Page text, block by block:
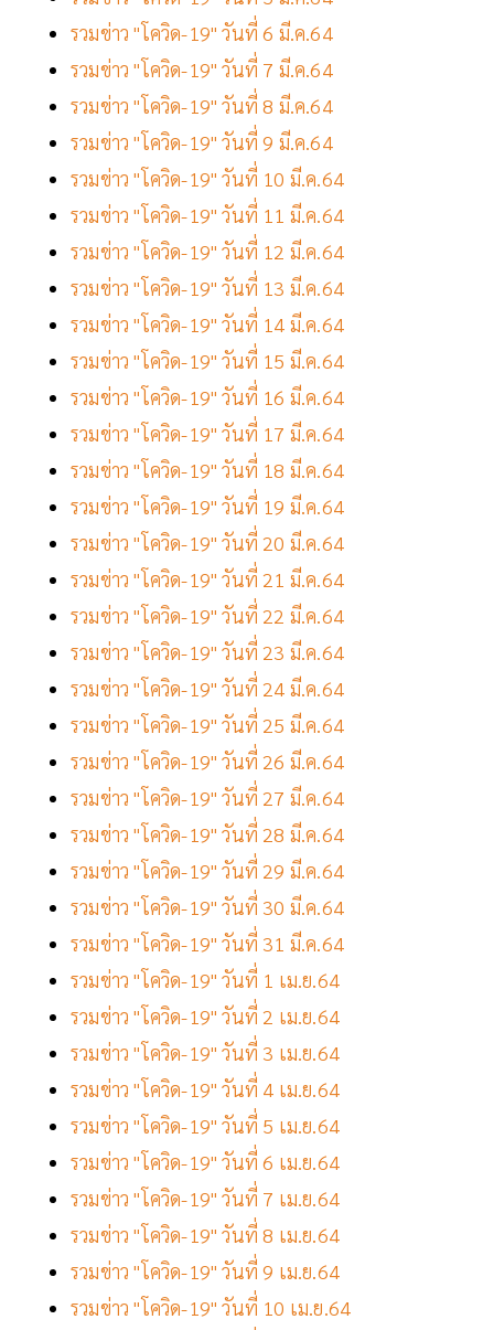
รวมข่าว "โควิด-19" วันที่ 6 มี.ค.64
รวมข่าว "โควิด-19" วันที่ 7 มี.ค.64
รวมข่าว "โควิด-19" วันที่ 8 มี.ค.64
รวมข่าว "โควิด-19" วันที่ 9 มี.ค.64
รวมข่าว "โควิด-19" วันที่ 10 มี.ค.64
รวมข่าว "โควิด-19" วันที่ 11 มี.ค.64
รวมข่าว "โควิด-19" วันที่ 12 มี.ค.64
รวมข่าว "โควิด-19" วันที่ 13 มี.ค.64
รวมข่าว "โควิด-19" วันที่ 14 มี.ค.64
รวมข่าว "โควิด-19" วันที่ 15 มี.ค.64
รวมข่าว "โควิด-19" วันที่ 16 มี.ค.64
รวมข่าว "โควิด-19" วันที่ 17 มี.ค.64
รวมข่าว "โควิด-19" วันที่ 18 มี.ค.64
รวมข่าว "โควิด-19" วันที่ 19 มี.ค.64
รวมข่าว "โควิด-19" วันที่ 20 มี.ค.64
รวมข่าว "โควิด-19" วันที่ 21 มี.ค.64
รวมข่าว "โควิด-19" วันที่ 22 มี.ค.64
รวมข่าว "โควิด-19" วันที่ 23 มี.ค.64
รวมข่าว "โควิด-19" วันที่ 24 มี.ค.64
รวมข่าว "โควิด-19" วันที่ 25 มี.ค.64
รวมข่าว "โควิด-19" วันที่ 26 มี.ค.64
รวมข่าว "โควิด-19" วันที่ 27 มี.ค.64
รวมข่าว "โควิด-19" วันที่ 28 มี.ค.64
รวมข่าว "โควิด-19" วันที่ 29 มี.ค.64
รวมข่าว "โควิด-19" วันที่ 30 มี.ค.64
รวมข่าว "โควิด-19" วันที่ 31 มี.ค.64
รวมข่าว "โควิด-19" วันที่ 1 เม.ย.64
รวมข่าว "โควิด-19" วันที่ 2 เม.ย.64
รวมข่าว "โควิด-19" วันที่ 3 เม.ย.64
รวมข่าว "โควิด-19" วันที่ 4 เม.ย.64
รวมข่าว "โควิด-19" วันที่ 5 เม.ย.64
รวมข่าว "โควิด-19" วันที่ 6 เม.ย.64
รวมข่าว "โควิด-19" วันที่ 7 เม.ย.64
รวมข่าว "โควิด-19" วันที่ 8 เม.ย.64
รวมข่าว "โควิด-19" วันที่ 9 เม.ย.64
รวมข่าว "โควิด-19" วันที่ 10 เม.ย.64